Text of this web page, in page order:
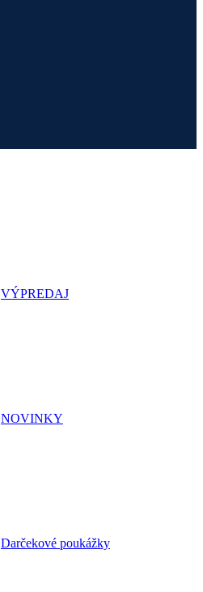
VÝPREDAJ
NOVINKY
Darčekové poukážky